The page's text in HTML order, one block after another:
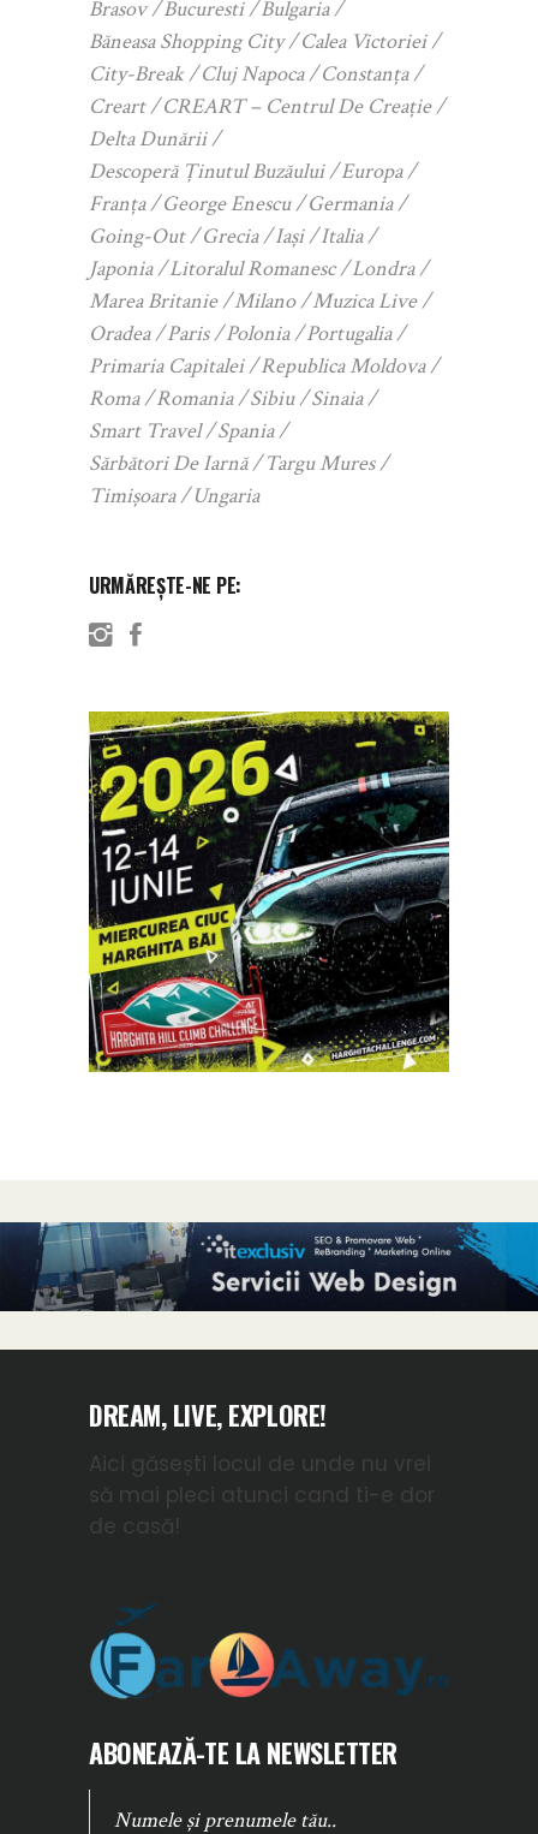
Brasov Bucuresti
Bulgaria
Băneasa Shopping City
Calea Victoriei
City-Break
Cluj Napoca
Constanța
Creart
CREART – Centrul De Creație
Delta Dunării
Descoperă Ținutul Buzăului
Europa
Franța
George Enescu
Germania
Going-Out
Grecia Iași
Italia
Japonia
Litoralul Romanesc
Londra
Marea Britanie
Milano
Muzica Live
Oradea
Paris Polonia
Portugalia
Primaria Capitalei
Republica Moldova
Roma
Romania Sibiu
Sinaia
Smart Travel
Spania
Sărbători De Iarnă
Targu Mures
Timișoara
Ungaria
URMĂREȘTE-NE PE:
DREAM, LIVE, EXPLORE!
Aici găsești locul de unde nu vrei
să mai pleci atunci cand ti-e dor
de casă!
ABONEAZĂ-TE LA NEWSLETTER